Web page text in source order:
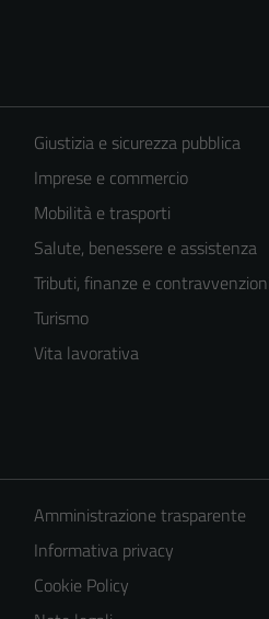
Giustizia e sicurezza pubblica
Imprese e commercio
Mobilità e trasporti
Salute, benessere e assistenza
Tributi, finanze e contravvenzioni
Turismo
Vita lavorativa
Amministrazione trasparente
Informativa privacy
Cookie Policy